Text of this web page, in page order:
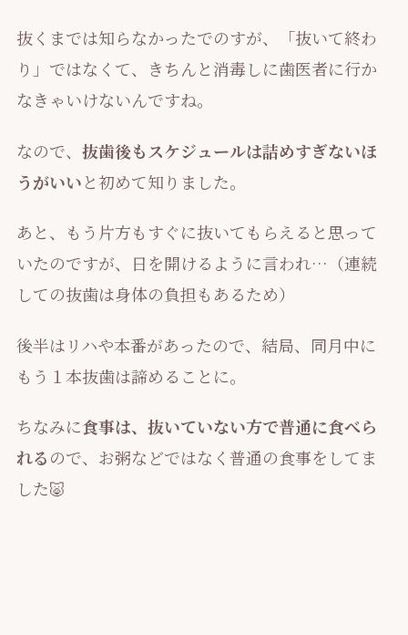
抜くまでは知らなかったでのすが、「抜いて終わ
り」ではなくて、きちんと消毒しに歯医者に行か
なきゃいけないんですね。
なので、 抜歯後もスケジュールは詰めすぎないほ
うがいいと初めて知りました。
あと、もう片方もすぐに抜いてもらえると思って
いたのですが、日を開けるように言われ…（連続
しての抜歯は身体の負担もあるため）
後半はリハや本番があったので、結局、同月中に
もう１本抜歯は諦めることに。
ちなみに食事は、抜いていない方で普通に食べら
れるので、お粥などではなく普通の食事をしてま
した🐷